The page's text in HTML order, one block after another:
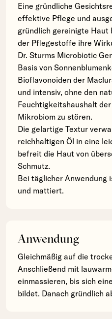
Eine gründliche
effektive Pflege und
gründlich gereinigte Haut
der Pflegestoffe ihre
Dr. Sturms Microbiotic
Basis von
Bioflavonoiden der
und intensiv, ohne den
Feuchtigkeitshaushalt
Mikrobiom zu stören.
Die gelartige Textur
reichhaltigen Öl in eine
befreit die Haut von
Schmutz.
Bei täglicher Anwendung
und mattiert.
Anwendung
Gleichmäßig auf die
Anschließend mit
einmassieren, bis sich
bildet. Danach gründlich